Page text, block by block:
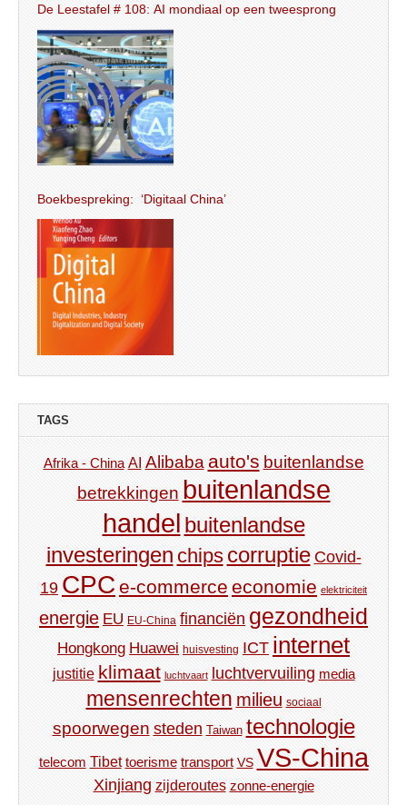
De Leestafel # 108: AI mondiaal op een tweesprong
Boekbespreking: ‘Digitaal China’
TAGS
Afrika - China AI Alibaba auto's buitenlandse
betrekkingen buitenlandse
handel buitenlandse
investeringen chips corruptie Covid-
19 CPC e-commerce economie elektriciteit
energie EU EU-China financiën gezondheid
Hongkong Huawei huisvesting ICT internet
justitie klimaat luchtvaart luchtvervuiling media
mensenrechten milieu sociaal
spoorwegen steden Taiwan technologie
telecom Tibet toerisme transport VS VS-China
Xinjiang zijderoutes zonne-energie